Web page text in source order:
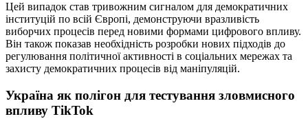
Цей випадок став тривожним сигналом для демократичних
інституцій по всій Європі, демонструючи вразливість
виборчих процесів перед новими формами цифрового впливу.
Він також показав необхідність розробки нових підходів до
регулювання політичної активності в соціальних мережах та
захисту демократичних процесів від маніпуляцій.
Україна як полігон для тестування зловмисного
впливу TikTok